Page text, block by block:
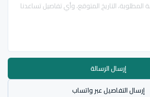
إرسال الرسالة
إرسال التفاصيل عبر واتساب